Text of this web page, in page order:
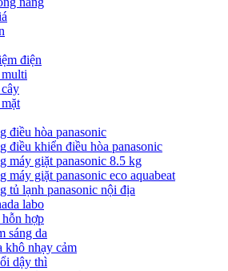
điện
điều hòa panasonic
điều khiển điều hòa panasonic
máy giặt panasonic 8.5 kg
máy giặt panasonic eco aquabeat
tủ lạnh panasonic nội địa
labo
hợp
sáng da
khô nhạy cảm
dậy thì